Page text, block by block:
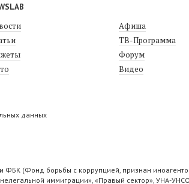
Афиша
ТВ-Программа
Форум
Видео
данных
(Фонд борьбы с коррупцией, признан
иммиграции», «Правый сектор», УНА-